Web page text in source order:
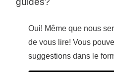
Oui! Même que nous
de vous lire! Vous
suggestions dans le